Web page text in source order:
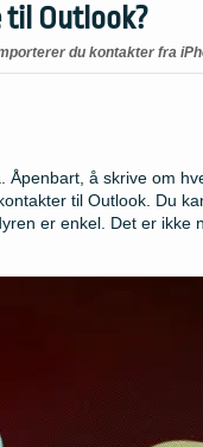
Outlook?
du kontakter fra
å skrive om
til Outlook. Du
er enkel. Det er ikke